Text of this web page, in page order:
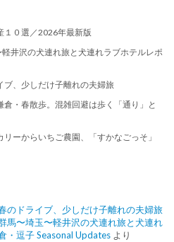
１０選／2026年最新版
井沢の犬連れ旅と犬連れラブホテルレポ
、少しだけ子離れの夫婦旅
・春散歩。混雑回避は歩く「通り」と
ーからいちご農園、「すかなごっそ」
のドライブ、少しだけ子離れの夫婦旅
馬〜埼玉〜軽井沢の犬連れ旅と犬連れ
・逗子 Seasonal Updates より